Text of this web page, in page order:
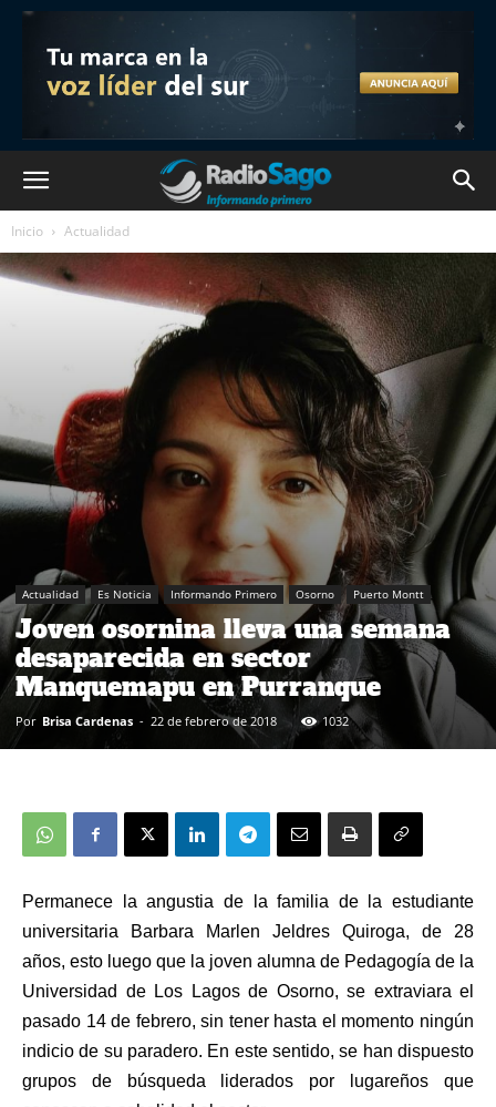
Inicio Actualidad
Actualidad Es Noticia Informando Primero Osorno Puerto Montt
Joven osornina lleva una semana
desaparecida en sector
Manquemapu en Purranque
Por Brisa Cardenas - 22 de febrero de 2018 1032
Permanece la angustia de la familia de la estudiante
universitaria Barbara Marlen Jeldres Quiroga, de 28
años, esto luego que la joven alumna de Pedagogía de la
Universidad de Los Lagos de Osorno, se extraviara el
pasado 14 de febrero, sin tener hasta el momento ningún
indicio de su paradero. En este sentido, se han dispuesto
grupos de búsqueda liderados por lugareños que